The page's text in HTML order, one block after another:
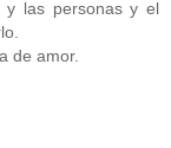
y las personas y el
de amor.